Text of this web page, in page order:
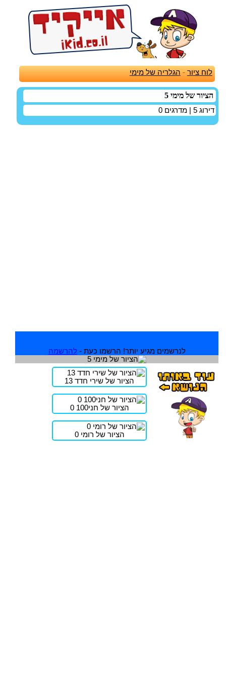
לוח ציור - הגלריה של מימי
הציור של מימי 5
דירוג 5 | מדרגים 0
לנרשמים מגיע יותר! הרשמו כעת - להרשמה
הציור של שירי חדד 13
הציור של חני100 0
הציור של רומי 0